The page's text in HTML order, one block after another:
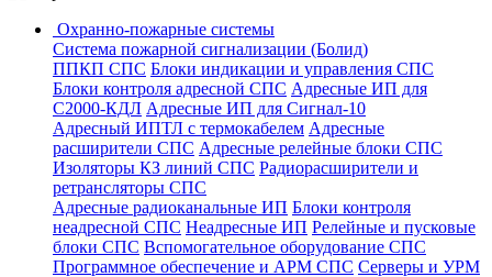
Охранно-пожарные системы
Система пожарной сигнализации (Болид)
ППКП СПС Блоки индикации и управления СПС
Блоки контроля адресной СПС Адресные ИП для
С2000-КДЛ Адресные ИП для Сигнал-10
Адресный ИПТЛ с термокабелем Адресные
расширители СПС Адресные релейные блоки СПС
Изоляторы КЗ линий СПС Радиорасширители и
ретрансляторы СПС
Адресные радиоканальные ИП Блоки контроля
неадресной СПС Неадресные ИП Релейные и пусковые
блоки СПС Вспомогательное оборудование СПС
Программное обеспечение и АРМ СПС Серверы и УРМ